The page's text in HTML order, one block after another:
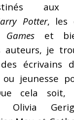
aux
Potter, les
et
auteurs, je
écrivains
jeunesse
cela soit,
Olivia